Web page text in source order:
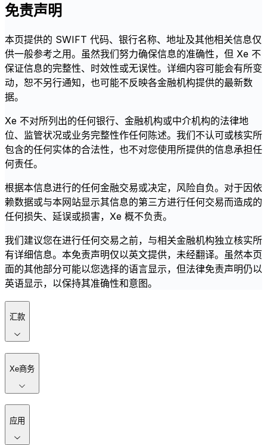
免责声明
本页提供的 SWIFT 代码、银行名称、地址及其他相关信息仅
供一般参考之用。虽然我们努力确保信息的准确性，但 Xe 不
保证信息的完整性、时效性或无误性。详细内容可能会有所变
动，恕不另行通知，也可能不反映各金融机构提供的最新数
据。
Xe 不对所列出的任何银行、金融机构或中介机构的法律地
位、监管状况或业务完整性作任何陈述。我们不认可或核实所
包含的任何实体的合法性，也不对您使用所提供的信息承担任
何责任。
根据本信息进行的任何金融交易或决定，风险自负。对于因依
赖数据或与本网站显示其信息的第三方进行任何交易而造成的
任何损失、延误或损害，Xe 概不负责。
我们建议您在进行任何交易之前，与相关金融机构独立核实所
有详细信息。本免责声明仅以英文提供，未经翻译。虽然本页
面的其他部分可能以您选择的语言显示，但法律免责声明仍以
英语显示，以保持其准确性和意图。
汇款
Xe商务
应用